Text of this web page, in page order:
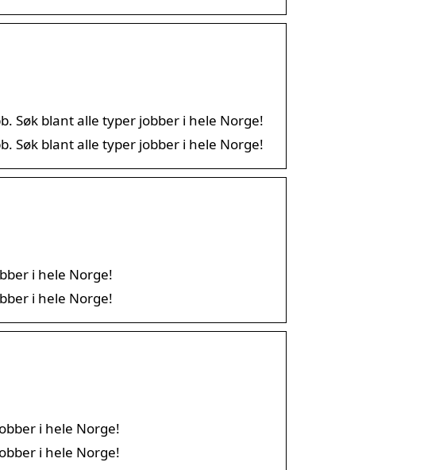
Søk blant alle typer jobber i hele Norge!
Søk blant alle typer jobber i hele Norge!
i hele Norge!
i hele Norge!
i hele Norge!
i hele Norge!